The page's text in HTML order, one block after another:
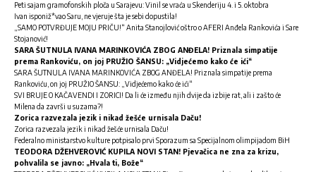
Peti sajam gramofonskih ploča u Sarajevu: Vinil se vraća u Skenderiju 4. i 5. oktobra
Ivan isponiž*vao Saru, ne vjeruje šta je sebi dopustila!
„SAMO POTVRĐUJE MOJU PRIČU!“ Anita Stanojlović oštro o AFERI Anđela Rankovića i Sare
Stojanović!
SARA ŠUTNULA IVANA MARINKOVIĆA ZBOG ANĐELA! Priznala simpatije
prema Rankoviću, on joj PRUŽIO ŠANSU: „Vidjećemo kako će ići“
SARA ŠUTNULA IVANA MARINKOVIĆA ZBOG ANĐELA! Priznala simpatije prema
Rankoviću, on joj PRUŽIO ŠANSU: „Vidjećemo kako će ići“
SVI BRUJE O KAČAVENDI I ZORICI! Da li će između njih dvije da izbije rat, ali i zašto će
Milena da završi u suzama?!
Zorica razvezala jezik i nikad žešće urnisala Daču!
Zorica razvezala jezik i nikad žešće urnisala Daču!
Federalno ministarstvo kulture potpisalo prvi Sporazum sa Specijalnom olimpijadom BiH
TEODORA DŽEHVEROVIĆ KUPILA NOVI STAN! Pjevačica ne zna za krizu,
pohvalila se javno: „Hvala ti, Bože“